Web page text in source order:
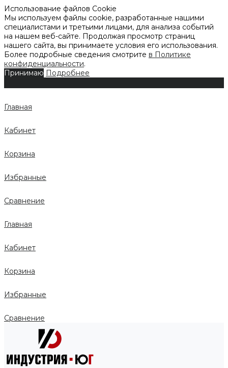
Использование файлов Cookie
Мы используем файлы cookie, разработанные нашими
специалистами и третьими лицами, для анализа событий
на нашем веб-сайте. Продолжая просмотр страниц
нашего сайта, вы принимаете условия его использования.
Более подробные сведения смотрите в Политике
конфиденциальности.
Принимаю Подробнее
Главная
Кабинет
Корзина
Избранные
Сравнение
Главная
Кабинет
Корзина
Избранные
Сравнение